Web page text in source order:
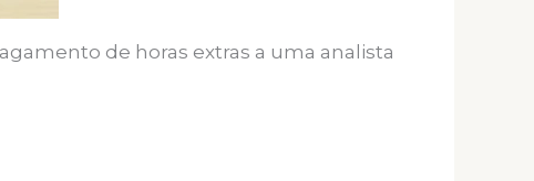
de horas extras a uma analista